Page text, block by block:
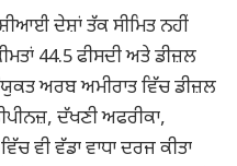
ਦੇਸ਼ਾਂ ਤੱਕ ਸੀਮਿਤ ਨਹੀਂ
44.5 ਫੀਸਦੀ ਅਤੇ ਡੀਜ਼ਲ
ਅਰਬ ਅਮੀਰਾਤ ਵਿੱਚ ਡੀਜ਼ਲ
ਦੱਖਣੀ ਅਫਰੀਕਾ,
ਵੀ ਵੱਡਾ ਵਾਧਾ ਦਰਜ ਕੀਤਾ